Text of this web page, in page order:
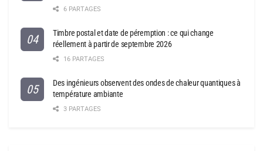
6 PARTAGES
Timbre postal et date de péremption : ce qui change
réellement à partir de septembre 2026
16 PARTAGES
Des ingénieurs observent des ondes de chaleur quantiques à
température ambiante
3 PARTAGES